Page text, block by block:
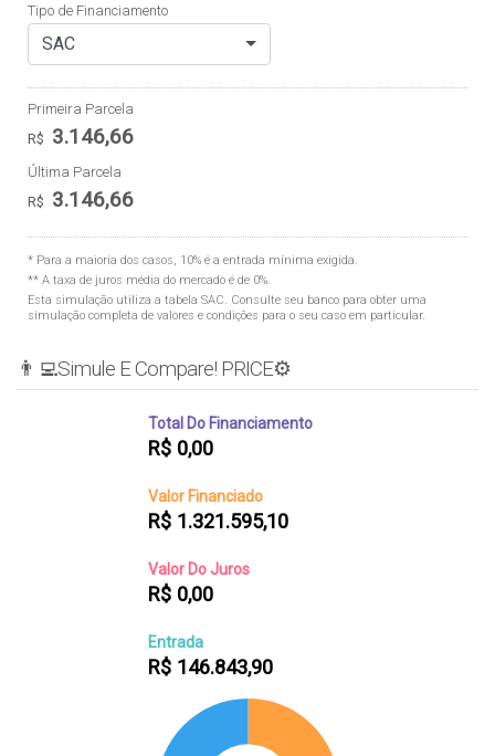
Tipo de Financiamento
SAC
Primeira Parcela
R$ 3.146,66
Última Parcela
R$ 3.146,66
* Para a maioria dos casos, 10% é a entrada mínima exigida.
** A taxa de juros média do mercado é de 0%.
Esta simulação utiliza a tabela SAC. Consulte seu banco para obter uma
simulação completa de valores e condições para o seu caso em particular.
👨‍💻Simule E Compare! PRICE⚙️
Total Do Financiamento
R$ 0,00
Valor Financiado
R$ 1.321.595,10
Valor Do Juros
R$ 0,00
Entrada
R$ 146.843,90